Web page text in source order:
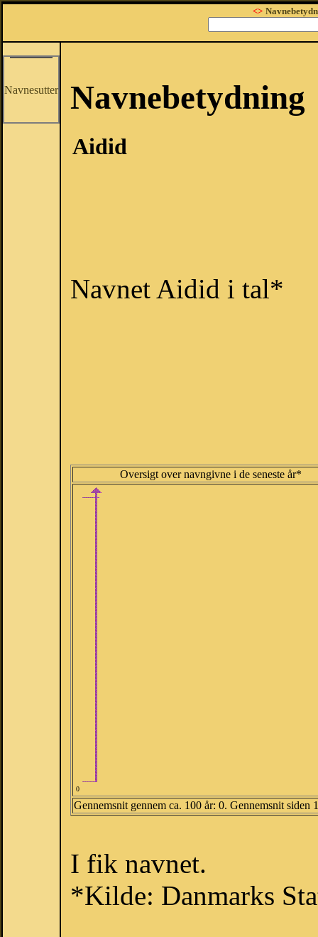
<>
Navnesutter Navnebetydning
Aidid
Navnet Aidid i tal*
Oversigt over navngivne i de seneste år*
0
Gennemsnit gennem ca. 100 år: 0. Gennemsnit siden
I fik navnet.
*Kilde: Danmarks